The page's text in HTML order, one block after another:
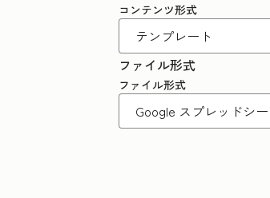
コンテンツ形式
ファイル形式
ファイル形式